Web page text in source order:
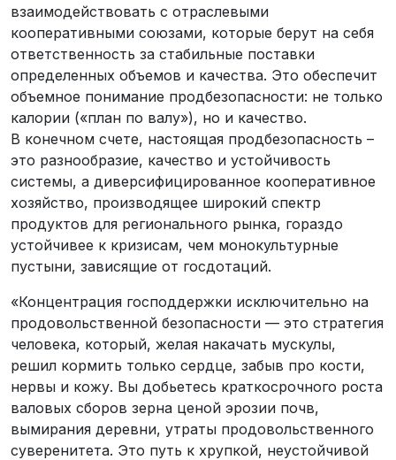
взаимодействовать с отраслевыми
кооперативными союзами, которые берут на себя
ответственность за стабильные поставки
определенных объемов и качества. Это обеспечит
объемное понимание продбезопасности: не только
калории («план по валу»), но и качество.
В конечном счете, настоящая продбезопасность –
это разнообразие, качество и устойчивость
системы, а диверсифицированное кооперативное
хозяйство, производящее широкий спектр
продуктов для регионального рынка, гораздо
устойчивее к кризисам, чем монокультурные
пустыни, зависящие от госдотаций.
«Концентрация господдержки исключительно на
продовольственной безопасности — это стратегия
человека, который, желая накачать мускулы,
решил кормить только сердце, забыв про кости,
нервы и кожу. Вы добьетесь краткосрочного роста
валовых сборов зерна ценой эрозии почв,
вымирания деревни, утраты продовольственного
суверенитета. Это путь к хрупкой, неустойчивой